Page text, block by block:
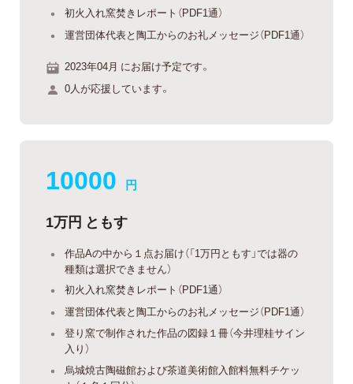
初火入れ窯焚きレポート（PDF1通）
運営団体代表と陶工からのお礼メッセージ（PDF1通）
2023年04月 にお届け予定です。
0人が応援しています。
10000 円
1万円 ともす
作品Aの中から１点お届け（「1万円ともす」では器の
種類は選択できません）
初火入れ窯焚きレポート（PDF1通）
運営団体代表と陶工からのお礼メッセージ（PDF1通）
登り窯で制作された作品の図録１冊（今井理桂サイン
入り）
烏城焼古陶磁館および茶道美術館入館料無料チケッ